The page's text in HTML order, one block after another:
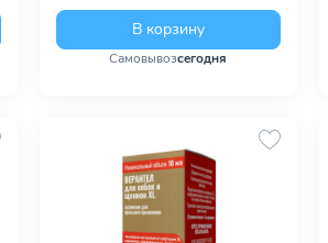
В корзину
Самовывозсегодня